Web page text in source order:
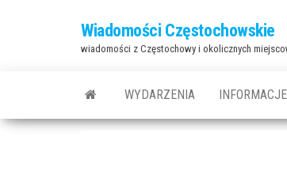
Wiadomości Częstochowskie
wiadomości z Częstochowy i okolicznych
WYDARZENIA INFORMACJE